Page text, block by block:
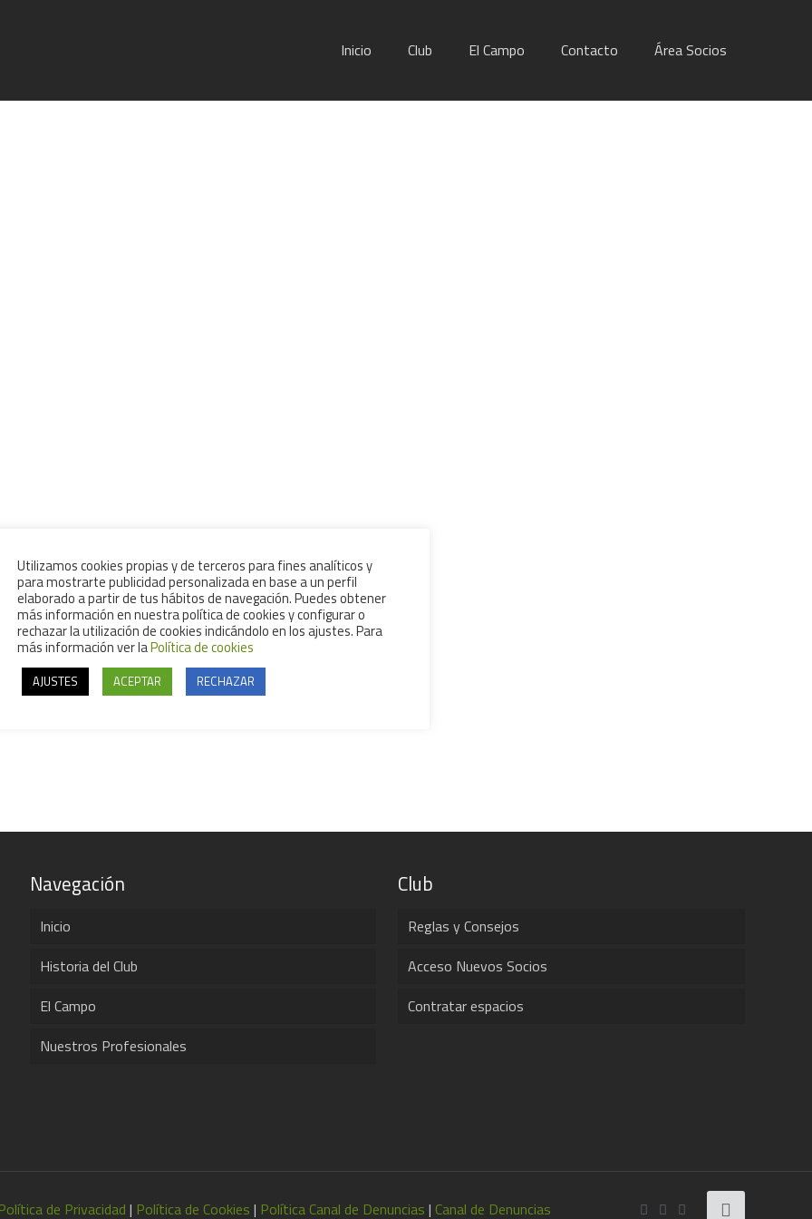
Inicio Club El Campo Contacto Área Socios
Navegación
Inicio
Historia del Club
El Campo
Nuestros Profesionales
Club
Reglas y Consejos
Acceso Nuevos Socios
Contratar espacios
Política de Privacidad | Política de Cookies | Política Canal de Denuncias | Canal de Denuncias
Utilizamos cookies propias y de terceros para fines analíticos y
para mostrarte publicidad personalizada en base a un perfil
elaborado a partir de tus hábitos de navegación. Puedes obtener
más información en nuestra política de cookies y configurar o
rechazar la utilización de cookies indicándolo en los ajustes. Para
más información ver laPolítica de cookies
AJUSTES ACEPTAR RECHAZAR